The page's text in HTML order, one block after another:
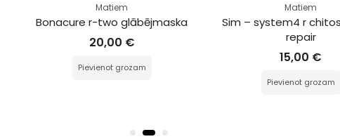
Sim – system4 r chitosan hair
repair
Attīrošs līdzeklis
Bonacure sun
līdzeklis
ķrmenim –